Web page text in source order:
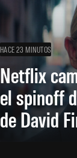
HACE 23 MINUTOS
Netflix
el spinoff
de David